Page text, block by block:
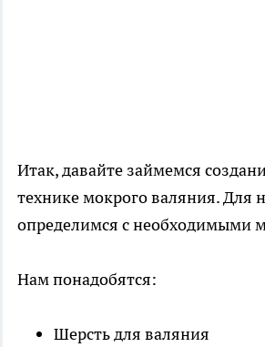
Итак, давайте займемся
технике мокрого валяния. Для
определимся с необходимыми
Нам понадобятся:
Шерсть для валяния